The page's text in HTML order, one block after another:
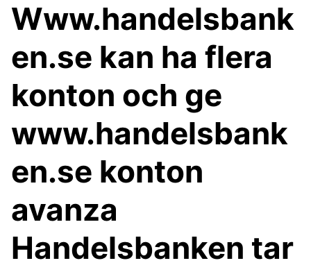
Www.handelsbank
en.se kan ha flera
konton och ge
www.handelsbank
en.se konton
avanza
Handelsbanken tar